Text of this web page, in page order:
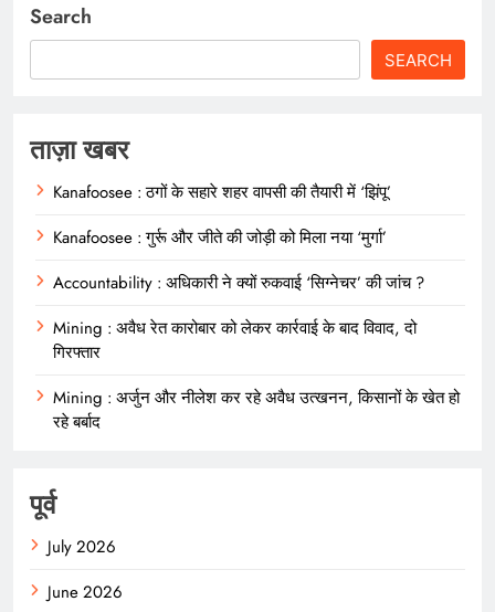
Search
SEARCH
ताज़ा खबर
Kanafoosee : ठगों के सहारे शहर वापसी की तैयारी में ‘झिंपू’
Kanafoosee : गुर्रू और जीते की जोड़ी को मिला नया ‘मुर्गा’
Accountability : अधिकारी ने क्यों रुकवाई ‘सिग्नेचर’ की जांच ?
Mining : अवैध रेत कारोबार को लेकर कार्रवाई के बाद विवाद, दो
गिरफ्तार
Mining : अर्जुन और नीलेश कर रहे अवैध उत्खनन, किसानों के खेत हो
रहे बर्बाद
पूर्व
July 2026
June 2026